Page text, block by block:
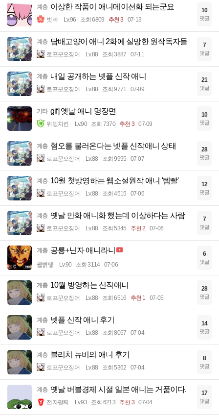
계층 이상한 작품이 애니메이션화 되는군요
벗바 Lv.96 조회 6809 추천 3 07-13
10
댓글
계층 담배고양이 애니 2화에 실망한 원작독자들
로프꾼오징어 Lv.88 조회 3887 07-11
7
댓글
계층 내일 공개하는 넷플 신작 애니
로프꾼오징어 Lv.88 조회 9771 07-09
21
댓글
기타 gif] 옛날 애니 명장면
위잉치킨 Lv.90 조회 7370 추천 3 07-09
10
댓글
계층 혐오를 불러온다는 넷플 신작애니 상태
로프꾼오징어 Lv.88 조회 9995 07-07
28
댓글
계층 10월 첫방영하는 웹소설원작 애니 '템빨'
로프꾼오징어 Lv.88 조회 4515 07-06
12
댓글
계층 옛날 만화 애니화 했는데 이상하다는 사람
로프꾼오징어 Lv.88 조회 5345 추천 2 07-06
7
댓글
계층 공룡+닌자 애니라니
꿻뻵뗗 Lv.90 조회 3114 07-06
6
댓글
계층 10월 방영하는 신작애니
로프꾼오징어 Lv.88 조회 6516 추천 1 07-05
28
댓글
계층 넷플 신작 애니 후기
로프꾼오징어 Lv.88 조회 8067 07-04
14
댓글
계층 블리치 뉴비의 애니 후기
로프꾼오징어 Lv.88 조회 5362 07-04
8
댓글
계층 옛날 버블경제 시절 일본 애니는 거품이다.
전자팔찌 Lv.93 조회 6213 추천 3 07-04
17
댓글